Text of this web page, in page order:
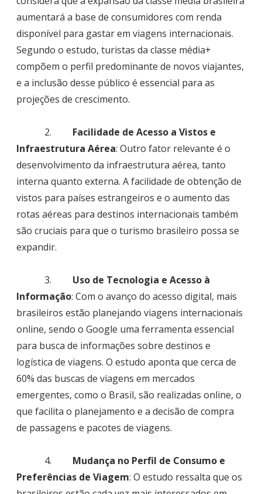
aumentará a base de consumidores com renda
disponível para gastar em viagens internacionais.
Segundo o estudo, turistas da classe média+
compõem o perfil predominante de novos viajantes,
e a inclusão desse público é essencial para as
projeções de crescimento.
2. Facilidade de Acesso a Vistos e
Infraestrutura Aérea: Outro fator relevante é o
desenvolvimento da infraestrutura aérea, tanto
interna quanto externa. A facilidade de obtenção de
vistos para países estrangeiros e o aumento das
rotas aéreas para destinos internacionais também
são cruciais para que o turismo brasileiro possa se
expandir.
3. Uso de Tecnologia e Acesso à
Informação: Com o avanço do acesso digital, mais
brasileiros estão planejando viagens internacionais
online, sendo o Google uma ferramenta essencial
para busca de informações sobre destinos e
logística de viagens. O estudo aponta que cerca de
60% das buscas de viagens em mercados
emergentes, como o Brasil, são realizadas online, o
que facilita o planejamento e a decisão de compra
de passagens e pacotes de viagens.
4. Mudança no Perfil de Consumo e
Preferências de Viagem: O estudo ressalta que os